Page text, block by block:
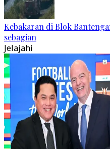
Kebakaran di Blok
sebagian
Jelajahi